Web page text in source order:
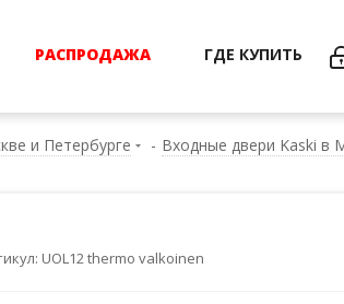
РАСПРОДАЖА ГДЕ КУПИТЬ
и Петербурге - Входные двери Kaski в
UOL12 thermo valkoinen